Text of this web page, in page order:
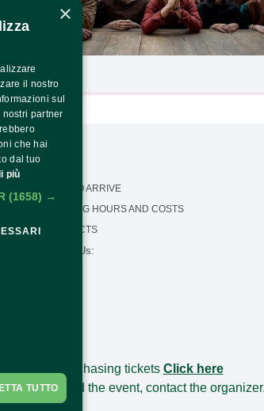
HOW TO ARRIVE
OPENING HOURS AND COSTS
CONTACTS
Follow Us:
in purchasing tickets Click here
program and the event, contact the organizer.
×
il nostro
sul
partner
che hai
dal tuo
più
(1658) →
TUTTO